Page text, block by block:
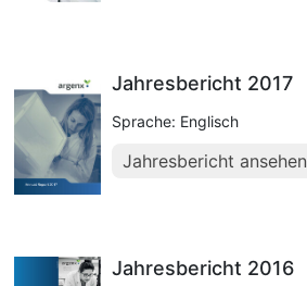
Jahresbericht 2017
Sprache: Englisch
Jahresbericht ansehen
Jahresbericht 2016